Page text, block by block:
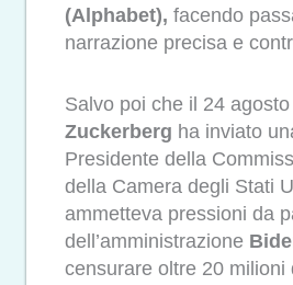
(Alphabet), facendo
narrazione precisa e
Salvo poi che il 24
Zuckerberg ha inviato
Presidente della
della Camera degli Stati
ammetteva pressioni da
dell’amministrazione
censurare oltre 20 milioni